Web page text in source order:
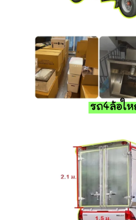
รถ4ล้อใ